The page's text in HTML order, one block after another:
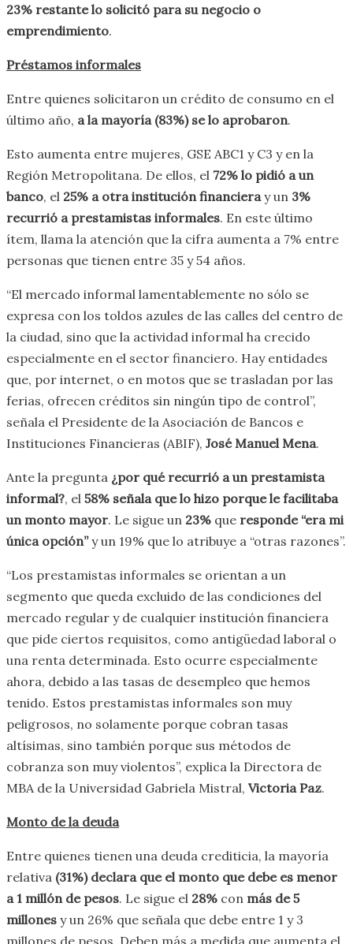
23% restante lo solicitó para su negocio o
emprendimiento.
Préstamos informales
Entre quienes solicitaron un crédito de consumo en el
último año, a la mayoría (83%) se lo aprobaron.
Esto aumenta entre mujeres, GSE ABC1 y C3 y en la
Región Metropolitana. De ellos, el 72% lo pidió a un
banco, el 25% a otra institución financiera y un 3%
recurrió a prestamistas informales. En este último
ítem, llama la atención que la cifra aumenta a 7% entre
personas que tienen entre 35 y 54 años.
“El mercado informal lamentablemente no sólo se
expresa con los toldos azules de las calles del centro de
la ciudad, sino que la actividad informal ha crecido
especialmente en el sector financiero. Hay entidades
que, por internet, o en motos que se trasladan por las
ferias, ofrecen créditos sin ningún tipo de control”,
señala el Presidente de la Asociación de Bancos e
Instituciones Financieras (ABIF), José Manuel Mena.
Ante la pregunta ¿por qué recurrió a un prestamista
informal?, el 58% señala que lo hizo porque le facilitaba
un monto mayor. Le sigue un 23% que responde “era mi
única opción”y un 19% que lo atribuye a “otras razones”.
“Los prestamistas informales se orientan a un
segmento que queda excluido de las condiciones del
mercado regular y de cualquier institución financiera
que pide ciertos requisitos, como antigüedad laboral o
una renta determinada. Esto ocurre especialmente
ahora, debido a las tasas de desempleo que hemos
tenido. Estos prestamistas informales son muy
peligrosos, no solamente porque cobran tasas
altísimas, sino también porque sus métodos de
cobranza son muy violentos”, explica la Directora de
MBA de la Universidad Gabriela Mistral, Victoria Paz.
Monto de la deuda
Entre quienes tienen una deuda crediticia, la mayoría
relativa (31%) declara que el monto que debe es menor
a 1 millón de pesos. Le sigue el 28% con más de 5
millones y un 26% que señala que debe entre 1 y 3
millones de pesos. Deben más a medida que aumenta el